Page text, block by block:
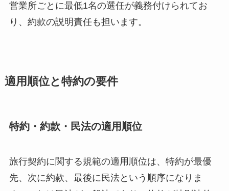
営業所ごとに最低1名の選任が義務付けられてお
り、約款の説明責任も担います。
適用順位と特約の要件
特約・約款・民法の適用順位
旅行契約に関する規範の適用順位は、特約が最優
先、次に約款、最後に民法という順序になりま